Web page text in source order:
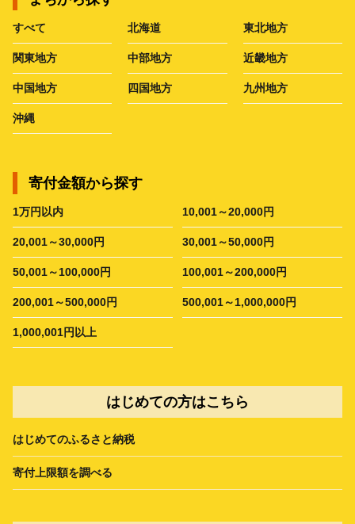
すべて 北海道 東北地方
関東地方 中部地方 近畿地方
中国地方 四国地方 九州地方
沖縄
寄付金額から探す
1万円以内 10,001～20,000円
20,001～30,000円 30,001～50,000円
50,001～100,000円 100,001～200,000円
200,001～500,000円 500,001～1,000,000円
1,000,001円以上
はじめての方はこちら
はじめてのふるさと納税
寄付上限額を調べる